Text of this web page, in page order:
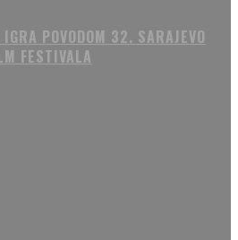
POVODOM 32. SARAJEVO
FESTIVALA